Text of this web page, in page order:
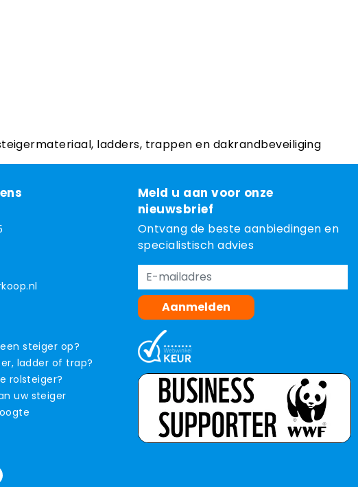
ladders, trappen en dakrandbeveiliging
steiger op?
ladder of trap?
rolsteiger?
uw steiger
Meld u aan voor onze
nieuwsbrief
Ontvang de beste aanbiedingen en
specialistisch advies
Aanmelden